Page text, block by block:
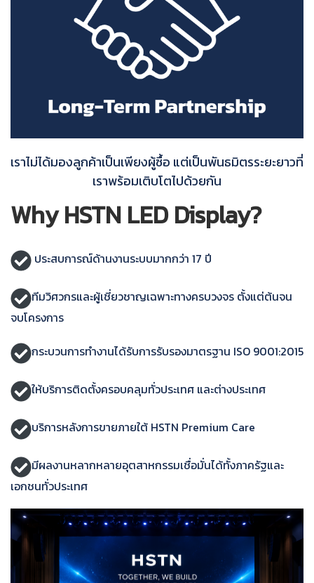
เราไม่ได้มองลูกค้าเป็นเพียงผู้ซื้อ แต่เป็นพันธมิตรระยะยาวที่
เราพร้อมเติบโตไปด้วยกัน
Why HSTN LED Display?
ประสบการณ์ด้านงานระบบมากกว่า 17 ปี
ทีมวิศวกรและผู้เชี่ยวชาญเฉพาะทางครบวงจร ตั้งแต่ต้นจน
จบโครงการ
กระบวนการทำงานได้รับการรับรองมาตรฐาน ISO 9001:2015
ให้บริการติดตั้งครอบคลุมทั่วประเทศ และต่างประเทศ
บริการหลังการขายภายใต้ HSTN Premium Care
มีผลงานหลากหลายอุตสาหกรรมเชื่อมั่นได้ทั้งภาครัฐและ
เอกชนทั่วประเทศ